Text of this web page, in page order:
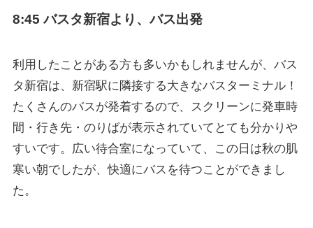
8:45 バスタ新宿より、バス出発
利用したことがある方も多いかもしれませんが、バス
タ新宿は、新宿駅に隣接する大きなバスターミナル！
たくさんのバスが発着するので、スクリーンに発車時
間・行き先・のりばが表示されていてとても分かりや
すいです。広い待合室になっていて、この日は秋の肌
寒い朝でしたが、快適にバスを待つことができまし
た。